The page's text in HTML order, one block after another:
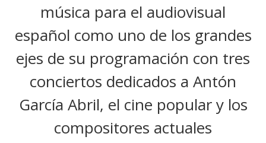
música para el audiovisual
español como uno de los grandes
ejes de su programación con tres
conciertos dedicados a Antón
García Abril, el cine popular y los
compositores actuales